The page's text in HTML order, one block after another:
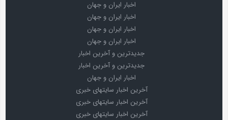
اخبار ایران و جهان
اخبار ایران و جهان
اخبار ایران و جهان
اخبار ایران و جهان
جدیدترین و آخرین اخبار
جدیدترین و آخرین اخبار
اخبار ایران و جهان
آخرین اخبار سایتهای خبری
آخرین اخبار سایتهای خبری
آخرین اخبار سایتهای خبری